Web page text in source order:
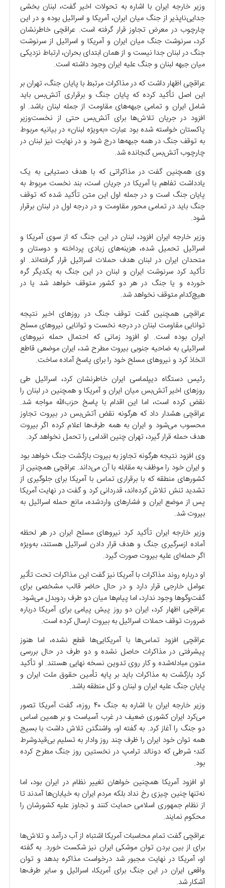
وزیر خارجه ایران با اشاره به تحولات اخیر گفت، لبنان بخشی
جدایی‌ناپذیر از جنگ میان ایران، آمریکا و اسرائیل بوده و در این
چارچوب در معرض تجاوز قرار گرفته است. عراقچی خاطرنشان
کرد، سرنوشت جنگ میان ایران و آمریکا و اسرائیل از سرنوشت
جنگ در لبنان جدا نیست و از همان ابتدای بحران، ارتباط نزدیکی
میان جبهه لبنان و جنگ علیه ایران وجود داشته است.
عراقچی اظهار داشت که در مذاکرات مرتبط با پایان جنگ، تهران بر
این اصل تأکید کرده که پایان جنگ و برقراری آتش‌بس باید
شامل ایران و تمامی جبهه‌های مقاومت از جمله لبنان باشد. او
افزود در جریان تلاش‌ها برای آتش‌بس حتی از نخست‌وزیر
پاکستان خواسته شده بود عبارت «به‌ویژه لبنان» در بیانیه مربوط
به توقف جنگ در همه جبهه‌ها درج شود و در نهایت نیز لبنان در
چارچوب آتش‌بس گنجانده شد.
وی همچنین گفت در مذاکراتی که با هدف دستیابی به یک
یادداشت تفاهم با آمریکا در جریان است، بند نخست مربوط به
پایان جنگ است و در جمله اول این متن تأکید شده که توقف
جنگ باید در تمامی محور مقاومت و در درجه اول در لبنان برقرار
شود.
وزیر خارجه ایران افزود، لبنان در این جنگ که از سوی آمریکا و
اسرائیل تحمیل شده، هزینه‌های زیادی پرداخته و دوستان و
متحدان ایران در لبنان هدف حملات اسرائیل قرار گرفته‌اند. او
تأکید کرد سرنوشت ایران و لبنان در این جنگ به یکدیگر گره
خورده و یا جنگ در هر دو کشور متوقف خواهد شد یا در
هیچ‌کدام متوقف نخواهد شد.
عراقچی همچنین گفت توقف جنگ در روز‌های اخیر نتیجه
توانایی مقاومت لبنان در درجه نخست و توانایی نیرو‌های مسلح
ایران بوده است. او افزود زمانی که احتمال حمله نیرو‌های
اسرائیلی به ضاحیه جنوبی بیروت مطرح شد، ایران موضعی قاطع
اتخاذ کرد و نیرو‌های مسلح خود را برای پاسخ آماده ساخت.
رئیس دستگاه دیپلماسی ایران خاطرنشان کرد، اسرائیل طی
روز‌های اخیر آتش‌بس میان ایران و آمریکا و همچنین در لبنان را
نقض کرده است، اما این اقدام با پاسخ حزب‌الله مواجه شد.
عراقچی هشدار داد که هرگونه نقض آتش‌بس در بیروت تجاوز
محسوب می‌شود و ایران به همه طرف‌ها اعلام کرده اگر بیروت
هدف حمله قرار گیرد، تهران چنین اقدامی را تحمل نخواهد کرد.
وی افزود نتیجه هرگونه تجاوز به بیروت بازگشت جنگ خواهد بود
و ایران خود را موظف به مقابله با آن می‌داند. عراقچی همچنین از
کشور‌های منطقه که با برقراری تماس با آمریکا برای جلوگیری از
تشدید تنش تلاش کرده‌اند، قدردانی کرد و گفت در نهایت آمریکا
پس از موضع ایران و فشار‌های واردشده، مانع حمله اسرائیل به
بیروت شد.
وزیر خارجه ایران تأکید کرد نیرو‌های مسلح ایران در هر لحظه
آماده ازسرگیری جنگ و هدف قرار دادن اسرائیل هستند، به‌ویژه
اگر حمله‌ای علیه بیروت صورت گیرد.
او درباره روند مذاکرات با آمریکا نیز گفت این مذاکرات تحت تأثیر
عوامل خارجی قرار دارد و در حال حاضر قالب مشخصی برای
گفت‌و‌گو‌ها وجود ندارد، اما پیام‌ها میان دو طرف ردوبدل می‌شود.
عراقچی اظهار کرد، ایران دو روز پیش پیامی برای آمریکا درباره
ضرورت توقف حملات اسرائیل به بیروت ارسال کرده است.
عراقچی افزود تماس‌ها با آمریکایی‌ها قطع نشده، اما هنوز
پیشرفتی در مذاکرات حاصل نشده و دو طرف در حال بررسی
متون مبادله‌شده و کار روی تدوین نسخه نهایی هستند. او تأکید
کرد بازگشت به مذاکرات باید بر پایه تأمین حقوق ملت ایران و
پایان جنگ علیه ایران و لبنان و کل منطقه باشد.
وزیر خارجه ایران با اشاره به جنگ ۴۰ روزه، گفت آمریکا تصور
می‌کرد ایران کشوری ضعیف در غرب آسیاست و بر همین اساس
دو جنگ را آغاز کرد. به گفته او، واشنگتن تلاش داشت با بسیج
همه توان خود ایران را ظرف چند روز وادار به تسلیم بی‌قیدوشرط
کند؛ شرطی که دونالد ترامپ در نخستین روز جنگ مطرح کرده
بود.
او افزود آمریکا همچنین خواهان تغییر نظام در ایران بود، اما
نه‌تنها چنین چیزی رخ نداد بلکه مردم ایران به خیابان‌ها آمدند تا
از نظام جمهوری اسلامی حمایت کنند و تجاوز علیه کشورشان را
محکوم نمایند.
عراقچی گفت تمام محاسبات آمریکا اشتباه از آب درآمد و تلاش‌ها
برای از بین بردن توان موشکی ایران نیز شکست خورد. به گفته
او، آمریکا در نهایت مجبور شد درخواست مذاکره بدهد و توان
واقعی ایران در این جنگ برای آمریکا، اسرائیل و سایر طرف‌ها
آشکار شد.